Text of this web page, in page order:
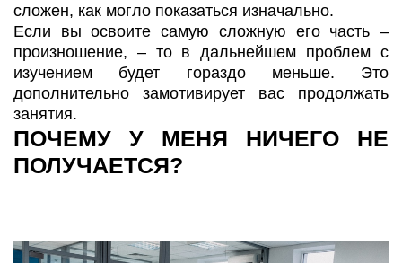
сложен, как могло показаться изначально.
Если вы освоите самую сложную его часть –
произношение, – то в дальнейшем проблем с
изучением будет гораздо меньше. Это
дополнительно замотивирует вас продолжать
занятия.
ПОЧЕМУ У МЕНЯ НИЧЕГО НЕ
ПОЛУЧАЕТСЯ?